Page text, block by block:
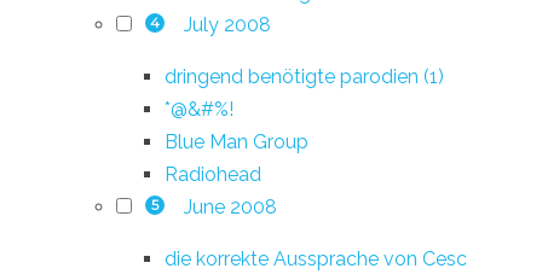
4 July 2008
dringend benötigte parodien (1)
*@&#%!
Blue Man Group
Radiohead
5 June 2008
die korrekte Aussprache von Cesc